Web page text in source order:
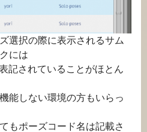
選択の際に表示されるサム
には
記されていることがほとん
能しない環境の方もいらっ
もポーズコード名は記載さ